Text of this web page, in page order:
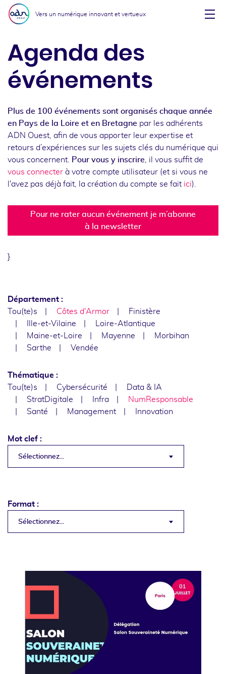
Aller au menu
Aller au contenu
Vers un numérique innovant et vertueux
Agenda des
événements
Plus de 100 événements sont organisés chaque année
en Pays de la Loire et en Bretagne par les adhérents
ADN Ouest, afin de vous apporter leur expertise et
retours d’expériences sur les sujets clés du numérique qui
vous concernent.
Pour vous y inscrire , il vous suffit de
vous connecter à votre compte utilisateur (et si vous ne
l'avez pas déjà fait, la création du compte se fait ici).
Pour ne rater aucun événement je m’abonne
à la newsletter
}
Département :
Tou(te)s
Côtes d'Armor
Finistère
Ille-et-Vilaine
Loire-Atlantique
Maine-et-Loire
Mayenne
Morbihan
Sarthe
Vendée
Thématique :
Tou(te)s
Cybersécurité
Data & IA
StratDigitale
Infra
NumResponsable
Santé
Management Innovation
Mot clef :
Sélectionnez...
Format :
Sélectionnez...